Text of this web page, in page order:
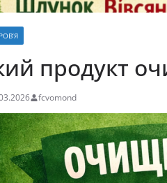
продукт
fcvomond